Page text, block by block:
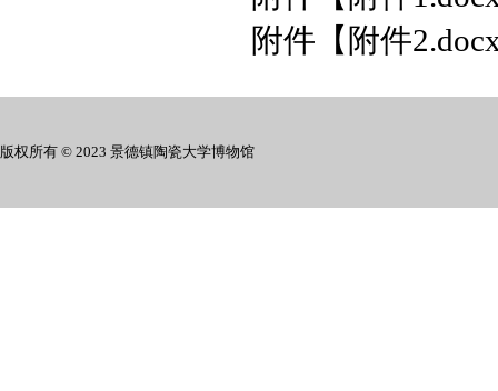
附件【 附件
版权所有 © 2023 景德镇陶瓷大学博物馆